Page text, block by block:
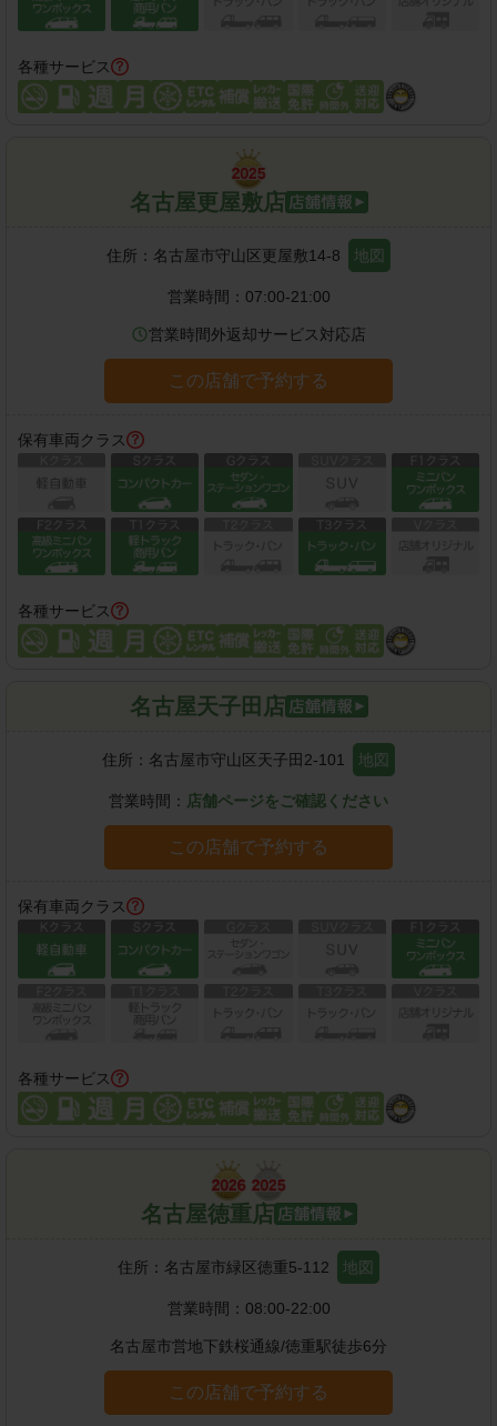
各種サービス
名古屋更屋敷店
住所： 名古屋市守山区更屋敷14-8 地図
営業時間： 07:00-21:00
営業時間外返却サービス対応店
この店舗で予約する
保有車両クラス
各種サービス
名古屋天子田店
住所： 名古屋市守山区天子田2-101 地図
営業時間： 店舗ページをご確認ください
この店舗で予約する
保有車両クラス
各種サービス
名古屋徳重店
住所： 名古屋市緑区徳重5-112 地図
営業時間： 08:00-22:00
名古屋市営地下鉄桜通線/徳重駅徒歩6分
この店舗で予約する